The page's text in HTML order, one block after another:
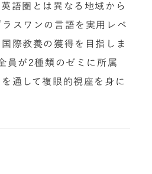
語圏とは異なる地域から
スワンの言語を実用レベ
際教養の獲得を目指しま
員が2種類のゼミに所属
通して複眼的視座を身に